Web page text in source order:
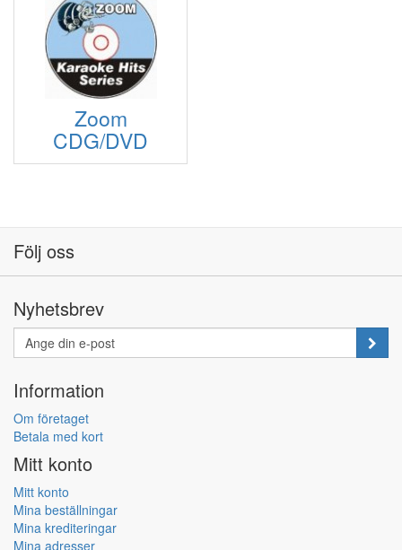
Zoom
CDG/DVD
Följ oss
Nyhetsbrev
Information
Om företaget
Betala med kort
Mitt konto
Mitt konto
Mina beställningar
Mina krediteringar
Mina adresser